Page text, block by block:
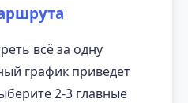
всё за одну
график приведет
2-3 главные